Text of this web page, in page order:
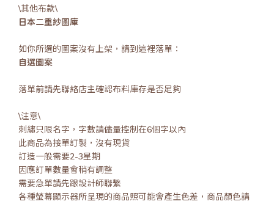
\其他布款\
日本二重紗圖庫
如你所選的圖案沒有上架，請到這裡落單：
自選圖案
落單前請先聯絡店主確認布料庫存是否足夠
\注意\
刺繡只限名字，字數請儘量控制在6個字以內
此商品為接單訂製，沒有現貨
訂造一般需要2-3星期
因應訂單數量會稍有調整
需要急單請先跟設計師聯繫
各種螢幕顯示器所呈現的商品照可能會產生色差，商品顏色請